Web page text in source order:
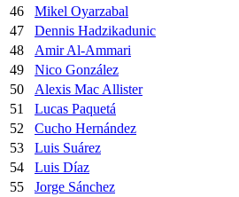
46
Mikel Oyarzabal
47
Dennis Hadzikadunic
48
Amir Al-Ammari
49
Nico González
50
Alexis Mac Allister
51
Lucas Paquetá
52
Cucho Hernández
53
Luis Suárez
54
Luis Díaz
55
Jorge Sánchez